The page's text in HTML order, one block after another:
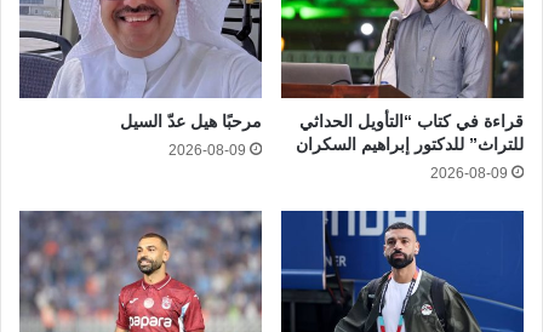
قراءة في كتاب “التأويل الحداثي
للتراث” للدكتور إبراهيم السكران
2026-08-09
مرحبًا هيل عدّ السيل
2026-08-09